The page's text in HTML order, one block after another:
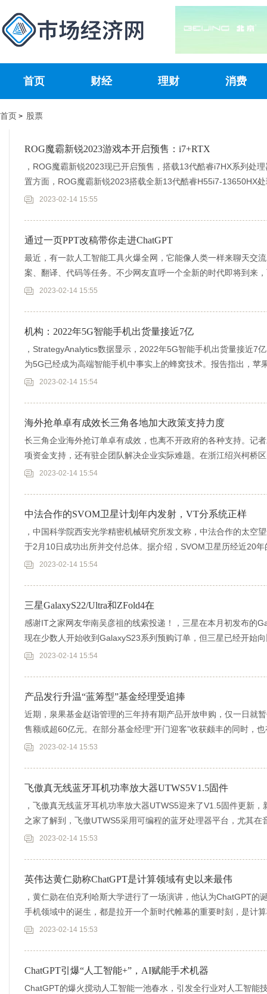
首页 财经 理财 消费
首页 > 股票
ROG魔霸新锐2023游戏本开启预售：i7+RTX
，ROG魔霸新锐2023现已开启预售，搭载13代酷睿i7HX系列处
置方面，ROG魔霸新锐2023搭载全新13代酷睿H55i7-13650HX
2023-02-14 15:55
通过一页PPT改稿带你走进ChatGPT
最近，有一款人工智能工具火爆全网，它能像人类一样来聊天交
案、翻译、代码等任务。不少网友直呼一个全新的时代即将到来
我就通过2023-02-14 15:55
机构：2022年5G智能手机出货量接近7亿
，StrategyAnalytics数据显示，2022年5G智能手机出货量接近7
为5G已经成为高端智能手机中事实上的蜂窝技术。报告指出，苹
2023-02-14 15:54
海外抢单卓有成效长三角各地加大政策支持力度
长三角企业海外抢订单卓有成效，也离不开政府的各种支持。记
项资金支持，还有驻企团队解决企业实际难题。在浙江绍兴柯桥
订单，企业负
2023-02-14 15:54
中法合作的SVOM卫星计划年内发射，VT分系统正样
，中国科学院西安光学精密机械研究所发文称，中法合作的太空
于2月10日成功出所并交付总体。据介绍，SVOM卫星历经近20
2023-02-14 15:54
三星GalaxyS22/Ultra和ZFold4在
感谢IT之家网友华南吴彦祖的线索投递！，三星在本月初发布的
现在少数人开始收到GalaxyS23系列预购订单，但三星已经开始
2023-02-14 15:54
产品发行升温“蓝筹型”基金经理受追捧
近期，泉果基金赵诣管理的三年持有期产品开放申购，仅一日就
售额或超60亿元。在部分基金经理“开门迎客”收获颇丰的同时，
明显回暖2023-02-14 15:53
飞傲真无线蓝牙耳机功率放大器UTWS5V1.5固件
，飞傲真无线蓝牙耳机功率放大器UTWS5迎来了V1.5固件更新
之家了解到，飞傲UTWS5采用可编程的蓝牙处理器平台，尤其
2023-02-14 15:53
英伟达黄仁勋称ChatGPT是计算领域有史以来最伟
，黄仁勋在伯克利哈斯大学进行了一场演讲，他认为ChatGPT的
手机领域中的诞生，都是拉开一个新时代帷幕的重要时刻，是计
2023-02-14 15:53
ChatGPT引爆“人工智能+”，AI赋能手术机器
ChatGPT的爆火搅动人工智能一池春水，引发全行业对人工智能